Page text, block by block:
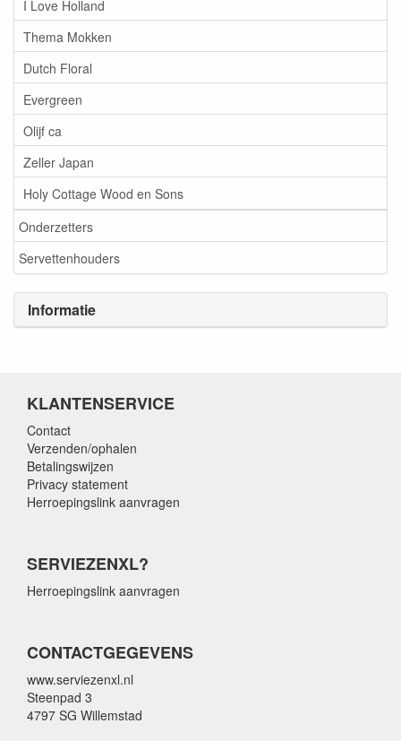
I Love Holland
Thema Mokken
Dutch Floral
Evergreen
Olijf ca
Zeller Japan
Holy Cottage Wood en Sons
Onderzetters
Servettenhouders
Informatie
KLANTENSERVICE
Contact
Verzenden/ophalen
Betalingswijzen
Privacy statement
Herroepingslink aanvragen
SERVIEZENXL?
Herroepingslink aanvragen
CONTACTGEGEVENS
www.serviezenxl.nl
Steenpad 3
4797 SG Willemstad